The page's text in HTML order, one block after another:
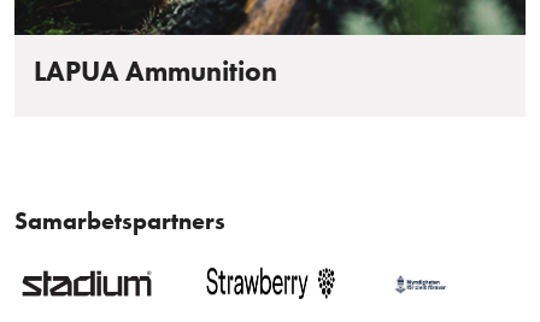
LAPUA Ammunition
Samarbetspartners